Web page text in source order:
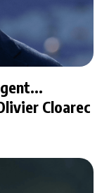
Cloarec